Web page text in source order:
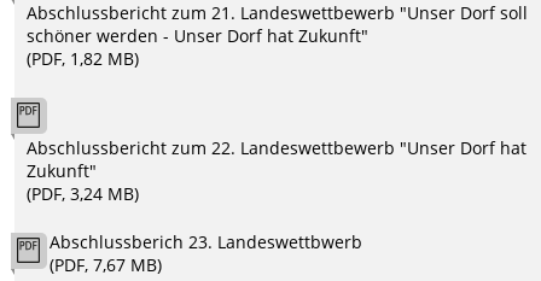
Abschlussbericht zum 21. Landeswettbewerb "Unser Dorf soll
schöner werden - Unser Dorf hat Zukunft"
(PDF, 1,82 MB)
Abschlussbericht zum 22. Landeswettbewerb "Unser Dorf hat
Zukunft"
(PDF, 3,24 MB)
Abschlussberich 23. Landeswettbwerb
(PDF, 7,67 MB)